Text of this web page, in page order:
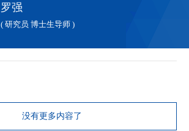
罗强
( 研究员 博士生导师 )
没有更多内容了